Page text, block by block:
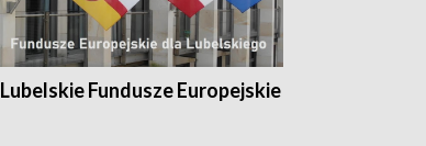
Lubelskie Fundusze Europejskie